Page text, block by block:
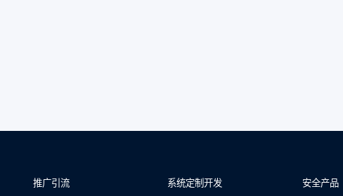
推广引流 系统定制开发 安全产品